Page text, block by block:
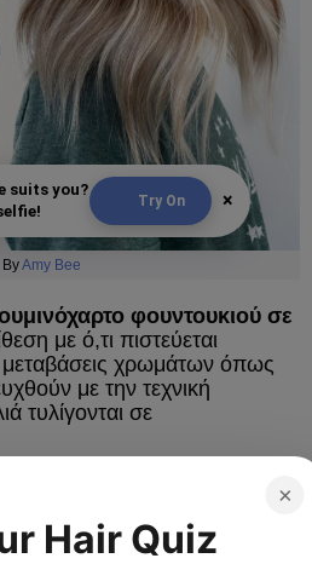
suits you?
Try On ×
ByAmy Bee
φουντουκιού σε
με ό,τι πιστεύεται
χρωμάτων όπως
με την τεχνική
τυλίγονται σε
×
Hair Quiz